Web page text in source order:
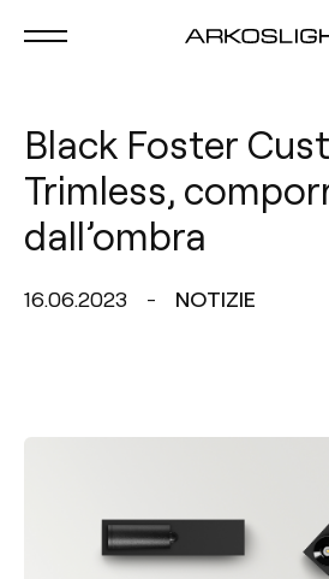
Black Foster
Trimless,
dall’ombra
16.06.2023 NOTIZIE